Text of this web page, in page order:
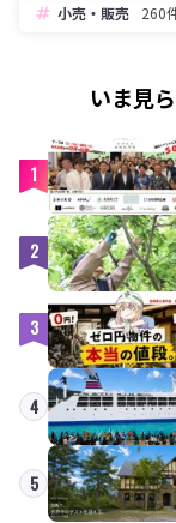
小売・販売
260
いま見
1
2
3
4
5